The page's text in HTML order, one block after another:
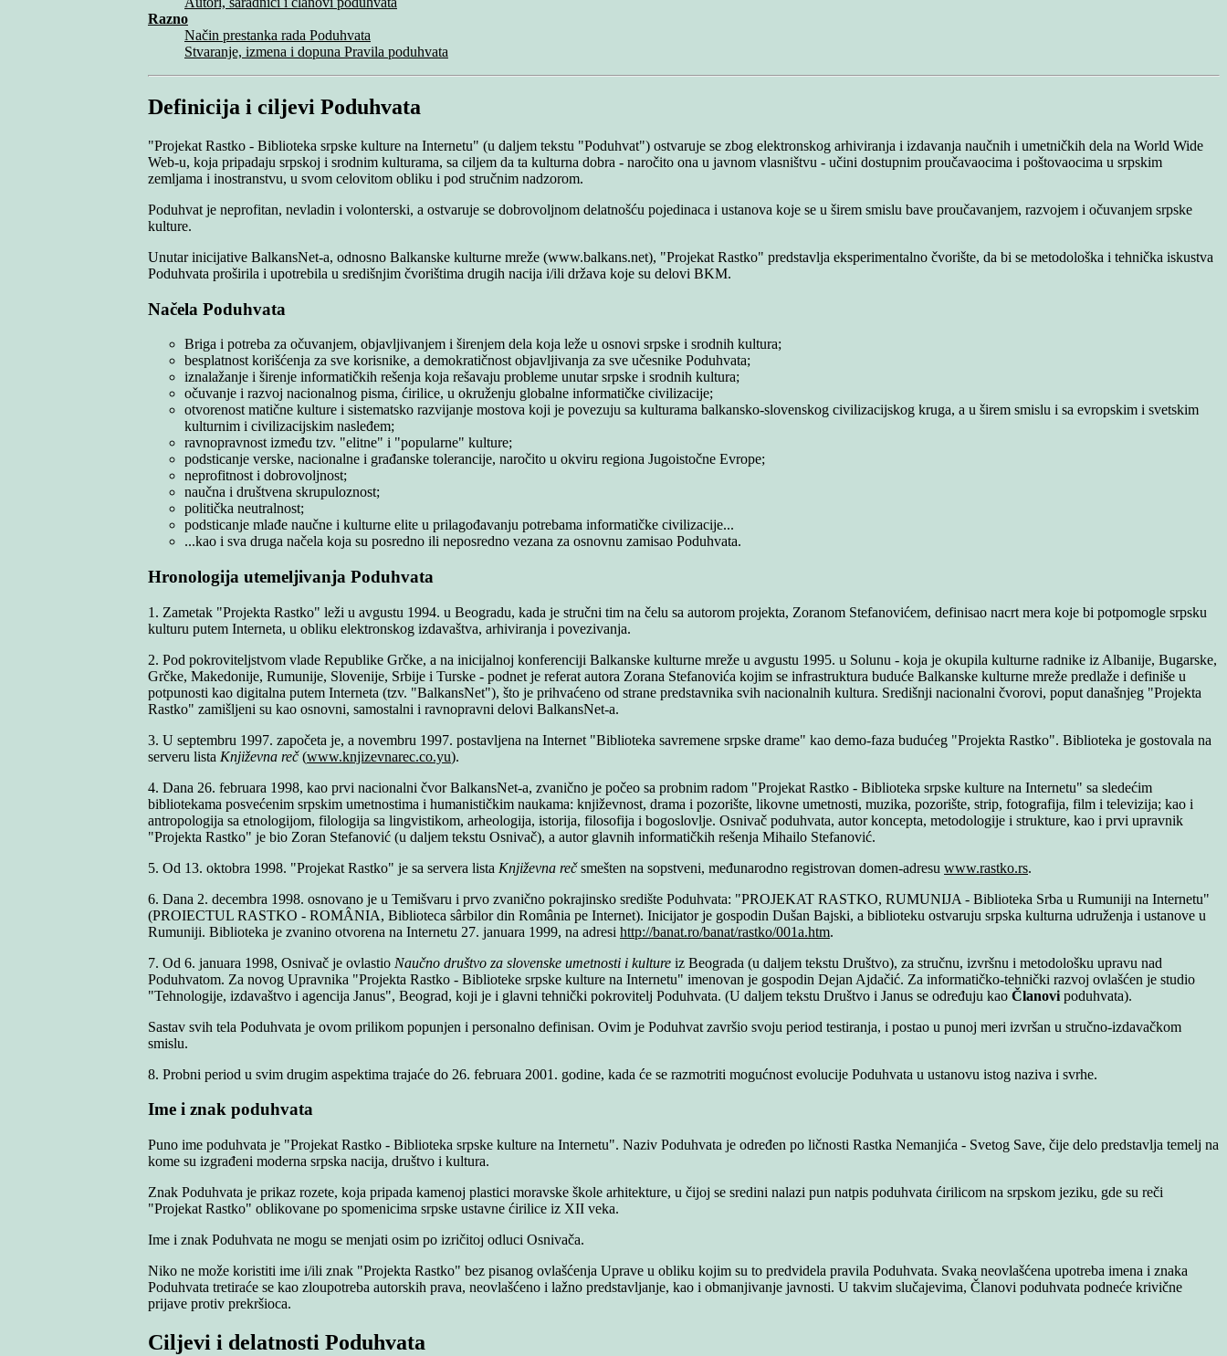
Razno
Način prestanka rada Poduhvata
Stvaranje, izmena i dopuna Pravila poduhvata
Definicija i ciljevi Poduhvata
"Projekat Rastko - Biblioteka srpske kulture na Internetu" (u daljem tekstu "Poduhvat") ostvaruje se zbog elektronskog arhiviranja i izdavanja naučnih i umetničkih dela na World Wide
Web-u, koja pripadaju srpskoj i srodnim kulturama, sa ciljem da ta kulturna dobra - naročito ona u javnom vlasništvu - učini dostupnim proučavaocima i poštovaocima u srpskim
zemljama i inostranstvu, u svom celovitom obliku i pod stručnim nadzorom.
Poduhvat je neprofitan, nevladin i volonterski, a ostvaruje se dobrovoljnom delatnošću pojedinaca i ustanova koje se u širem smislu bave proučavanjem, razvojem i očuvanjem srpske
kulture.
Unutar inicijative BalkansNet-a, odnosno Balkanske kulturne mreže (www.balkans.net), "Projekat Rastko" predstavlja eksperimentalno čvorište, da bi se metodološka i tehnička iskustva
Poduhvata proširila i upotrebila u središnjim čvorištima drugih nacija i/ili država koje su delovi BKM.
Načela Poduhvata
Briga i potreba za očuvanjem, objavljivanjem i širenjem dela koja leže u osnovi srpske i srodnih kultura;
besplatnost korišćenja za sve korisnike, a demokratičnost objavljivanja za sve učesnike Poduhvata;
iznalažanje i širenje informatičkih rešenja koja rešavaju probleme unutar srpske i srodnih kultura;
očuvanje i razvoj nacionalnog pisma, ćirilice, u okruženju globalne informatičke civilizacije;
otvorenost matične kulture i sistematsko razvijanje mostova koji je povezuju sa kulturama balkansko-slovenskog civilizacijskog kruga, a u širem smislu i sa evropskim i svetskim
kulturnim i civilizacijskim nasleđem;
ravnopravnost između tzv. "elitne" i "popularne" kulture;
podsticanje verske, nacionalne i građanske tolerancije, naročito u okviru regiona Jugoistočne Evrope;
neprofitnost i dobrovoljnost;
naučna i društvena skrupuloznost;
politička neutralnost;
podsticanje mlađe naučne i kulturne elite u prilagođavanju potrebama informatičke civilizacije...
...kao i sva druga načela koja su posredno ili neposredno vezana za osnovnu zamisao Poduhvata.
Hronologija utemeljivanja Poduhvata
1. Zametak "Projekta Rastko" leži u avgustu 1994. u Beogradu, kada je stručni tim na čelu sa autorom projekta, Zoranom Stefanovićem, definisao nacrt mera koje bi potpomogle srpsku
kulturu putem Interneta, u obliku elektronskog izdavaštva, arhiviranja i povezivanja.
2. Pod pokroviteljstvom vlade Republike Grčke, a na inicijalnoj konferenciji Balkanske kulturne mreže u avgustu 1995. u Solunu - koja je okupila kulturne radnike iz Albanije, Bugarske,
Grčke, Makedonije, Rumunije, Slovenije, Srbije i Turske - podnet je referat autora Zorana Stefanovića kojim se infrastruktura buduće Balkanske kulturne mreže predlaže i definiše u
potpunosti kao digitalna putem Interneta (tzv. "BalkansNet"), što je prihvaćeno od strane predstavnika svih nacionalnih kultura. Središnji nacionalni čvorovi, poput današnjeg "Projekta
Rastko" zamišljeni su kao osnovni, samostalni i ravnopravni delovi BalkansNet-a.
3. U septembru 1997. započeta je, a novembru 1997. postavljena na Internet "Biblioteka savremene srpske drame" kao demo-faza budućeg "Projekta Rastko". Biblioteka je gostovala na
serveru lista Književna reč(www.knjizevnarec.co.yu).
4. Dana 26. februara 1998, kao prvi nacionalni čvor BalkansNet-a, zvanično je počeo sa probnim radom "Projekat Rastko - Biblioteka srpske kulture na Internetu" sa sledećim
bibliotekama posvećenim srpskim umetnostima i humanističkim naukama: književnost, drama i pozorište, likovne umetnosti, muzika, pozorište, strip, fotografija, film i televizija; kao i
antropologija sa etnologijom, filologija sa lingvistikom, arheologija, istorija, filosofija i bogoslovlje. Osnivač poduhvata, autor koncepta, metodologije i strukture, kao i prvi upravnik
"Projekta Rastko" je bio Zoran Stefanović (u daljem tekstu Osnivač), a autor glavnih informatičkih rešenja Mihailo Stefanović.
5. Od 13. oktobra 1998. "Projekat Rastko" je sa servera lista Književna rečsmešten na sopstveni, međunarodno registrovan domen-adresu www.rastko.rs.
6. Dana 2. decembra 1998. osnovano je u Temišvaru i prvo zvanično pokrajinsko središte Poduhvata: "PROJEKAT RASTKO, RUMUNIJA - Biblioteka Srba u Rumuniji na Internetu"
(PROIECTUL RASTKO - ROMÂNIA, Biblioteca sârbilor din România pe Internet). Inicijator je gospodin Dušan Bajski, a biblioteku ostvaruju srpska kulturna udruženja i ustanove u
Rumuniji. Biblioteka je zvanino otvorena na Internetu 27. januara 1999, na adresi http://banat.ro/banat/rastko/001a.htm.
7. Od 6. januara 1998, Osnivač je ovlastio Naučno društvo za slovenske umetnosti i kulture iz Beograda (u daljem tekstu Društvo), za stručnu, izvršnu i metodološku upravu nad
Poduhvatom. Za novog Upravnika "Projekta Rastko - Biblioteke srpske kulture na Internetu" imenovan je gospodin Dejan Ajdačić. Za informatičko-tehnički razvoj ovlašćen je studio
"Tehnologije, izdavaštvo i agencija Janus", Beograd, koji je i glavni tehnički pokrovitelj Poduhvata. (U daljem tekstu Društvo i Janus se određuju kao Članovi poduhvata).
Sastav svih tela Poduhvata je ovom prilikom popunjen i personalno definisan. Ovim je Poduhvat završio svoju period testiranja, i postao u punoj meri izvršan u stručno-izdavačkom
smislu.
8. Probni period u svim drugim aspektima trajaće do 26. februara 2001. godine, kada će se razmotriti mogućnost evolucije Poduhvata u ustanovu istog naziva i svrhe.
Ime i znak poduhvata
Puno ime poduhvata je "Projekat Rastko - Biblioteka srpske kulture na Internetu". Naziv Poduhvata je određen po ličnosti Rastka Nemanjića - Svetog Save, čije delo predstavlja temelj na
kome su izgrađeni moderna srpska nacija, društvo i kultura.
Znak Poduhvata je prikaz rozete, koja pripada kamenoj plastici moravske škole arhitekture, u čijoj se sredini nalazi pun natpis poduhvata ćirilicom na srpskom jeziku, gde su reči
"Projekat Rastko" oblikovane po spomenicima srpske ustavne ćirilice iz XII veka.
Ime i znak Poduhvata ne mogu se menjati osim po izričitoj odluci Osnivača.
Niko ne može koristiti ime i/ili znak "Projekta Rastko" bez pisanog ovlašćenja Uprave u obliku kojim su to predvidela pravila Poduhvata. Svaka neovlašćena upotreba imena i znaka
Poduhvata tretiraće se kao zloupotreba autorskih prava, neovlašćeno i lažno predstavljanje, kao i obmanjivanje javnosti. U takvim slučajevima, Članovi poduhvata podneće krivične
prijave protiv prekršioca.
Ciljevi i delatnosti Poduhvata